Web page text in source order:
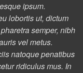
ipsum.
lobortis ut, dictum
semper, nibh
vel metus.
natoque penatibus
ridiculus mus. In